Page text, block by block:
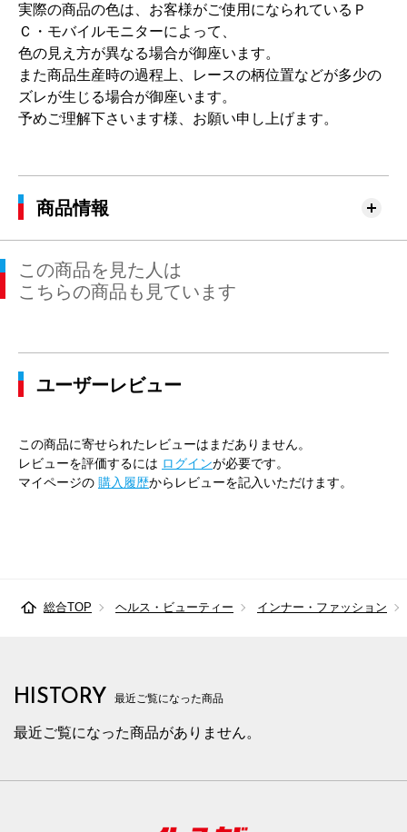
実際の商品の色は、お客様がご使用になられているＰ
Ｃ・モバイルモニターによって、
色の見え方が異なる場合が御座います。
また商品生産時の過程上、レースの柄位置などが多少の
ズレが生じる場合が御座います。
予めご理解下さいます様、お願い申し上げます。
商品情報
この商品を見た人は
こちらの商品も見ています
ユーザーレビュー
この商品に寄せられたレビューはまだありません。
レビューを評価するには ログインが必要です。
マイページの 購入履歴からレビューを記入いただけます。
総合TOP ヘルス・ビューティー インナー・ファッション
HISTORY 最近ご覧になった商品
最近ご覧になった商品がありません。